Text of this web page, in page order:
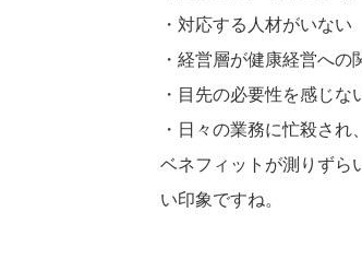
・対応する人材がいない
・経営層が健康経営への
・目先の必要性を感じな
・日々の業務に忙殺さ
ベネフィットが測りずら
い印象ですね。